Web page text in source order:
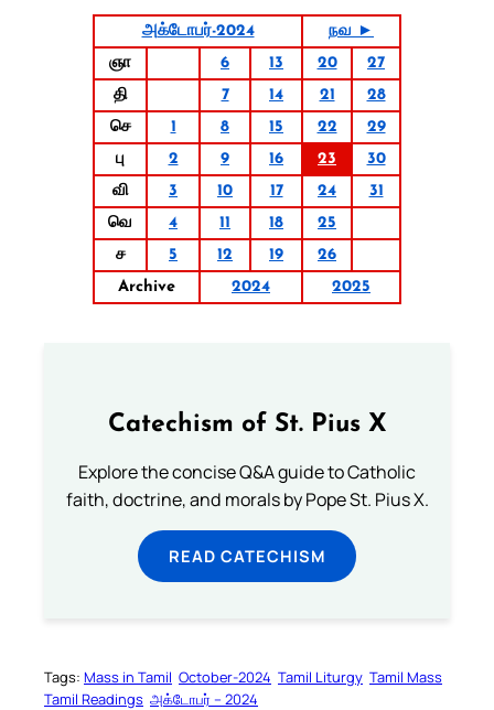
அக்டோபர்-2024
நவ ►
ஞா
6 13 20
27
தி
7 14 21
28
செ
1 8 15 22
29
பு
2 9 16 23
30
வி
3 10 17 24
31
வெ
4 11 18
25
ச
5 12 19
26
Archive
2024 2025
Catechism of St. Pius X
Explore the concise Q&A guide to Catholic
faith, doctrine, and morals by Pope St. Pius X.
READ CATECHISM
Tags: Mass in Tamil October-2024 Tamil Liturgy Tamil Mass
Tamil Readings அக்டோபர் – 2024